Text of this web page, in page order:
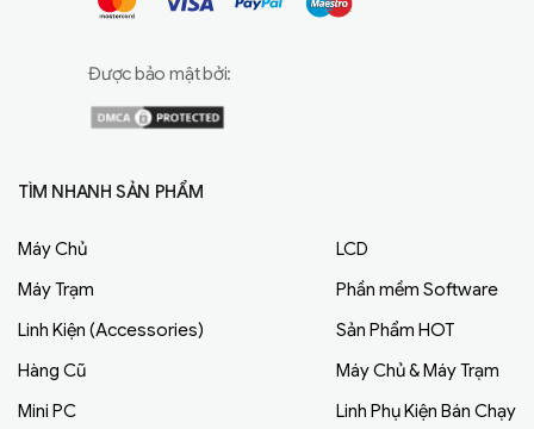
Được bảo mật bởi:
TÌM NHANH SẢN PHẨM
Máy Chủ
Máy Trạm
Linh Kiện (Accessories)
Hàng Cũ
Mini PC
LCD
Phần mềm Software
Sản Phẩm HOT
Máy Chủ & Máy Trạm
Linh Phụ Kiện Bán Chạy